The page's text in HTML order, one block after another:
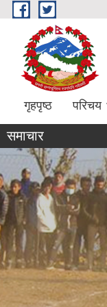
Skip to main content
गृहपृष्ठ परिचय
समाचार